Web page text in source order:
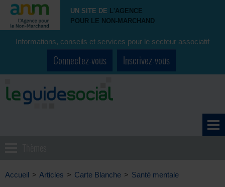
UN SITE DE L'AGENCE
POUR LE NON-MARCHAND
Informations, conseils et services pour le secteur associatif
Connectez-vous Inscrivez-vous
Accueil > Articles > Carte Blanche > Santé mentale